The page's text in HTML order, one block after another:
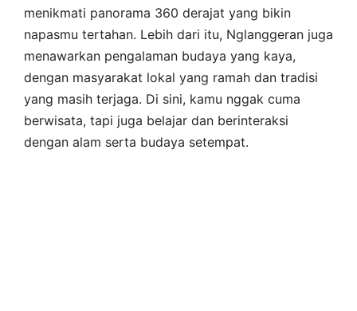
menikmati panorama 360 derajat yang bikin
napasmu tertahan. Lebih dari itu, Nglanggeran juga
menawarkan pengalaman budaya yang kaya,
dengan masyarakat lokal yang ramah dan tradisi
yang masih terjaga. Di sini, kamu nggak cuma
berwisata, tapi juga belajar dan berinteraksi
dengan alam serta budaya setempat.